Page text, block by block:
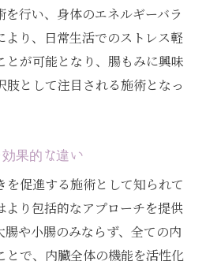
を行い、身体のエネルギーバラ
より、日常生活でのストレス軽
とが可能となり、腸もみに興味
肢として注目される施術となっ
果的な違い
を促進する施術として知られて
より包括的なアプローチを提供
腸や小腸のみならず、全ての内
とで、内臓全体の機能を活性化